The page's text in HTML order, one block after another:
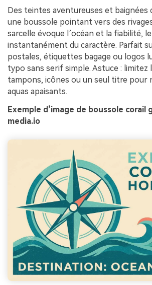
Des teintes aventureuses et baignées
une boussole pointant vers des
sarcelle évoque l’océan et la fiabilité,
instantanément du caractère. Parfait
postales, étiquettes bagage ou logos
typo sans serif simple. Astuce : limitez
tampons, icônes ou un seul titre pour
aquas apaisants.
Exemple d’image de boussole corail
media.io